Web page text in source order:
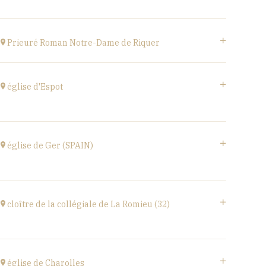
at18H00
Buy your tickets
Prieuré Roman Notre-Dame de Riquer
at 21H00
église d'Espot
SPAIN
at19H00
église de Ger (SPAIN)
Plaça d'Andreu Xandri, 17539 Ger (SPAIN)
at19H00
cloître de la collégiale de La Romieu (32)
rue du docteur Lucante, 32480 La Romieu
église de Charolles